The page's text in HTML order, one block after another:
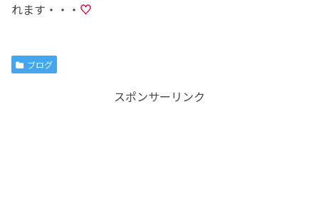
れます・・・ ♡
ブログ
スポンサーリンク